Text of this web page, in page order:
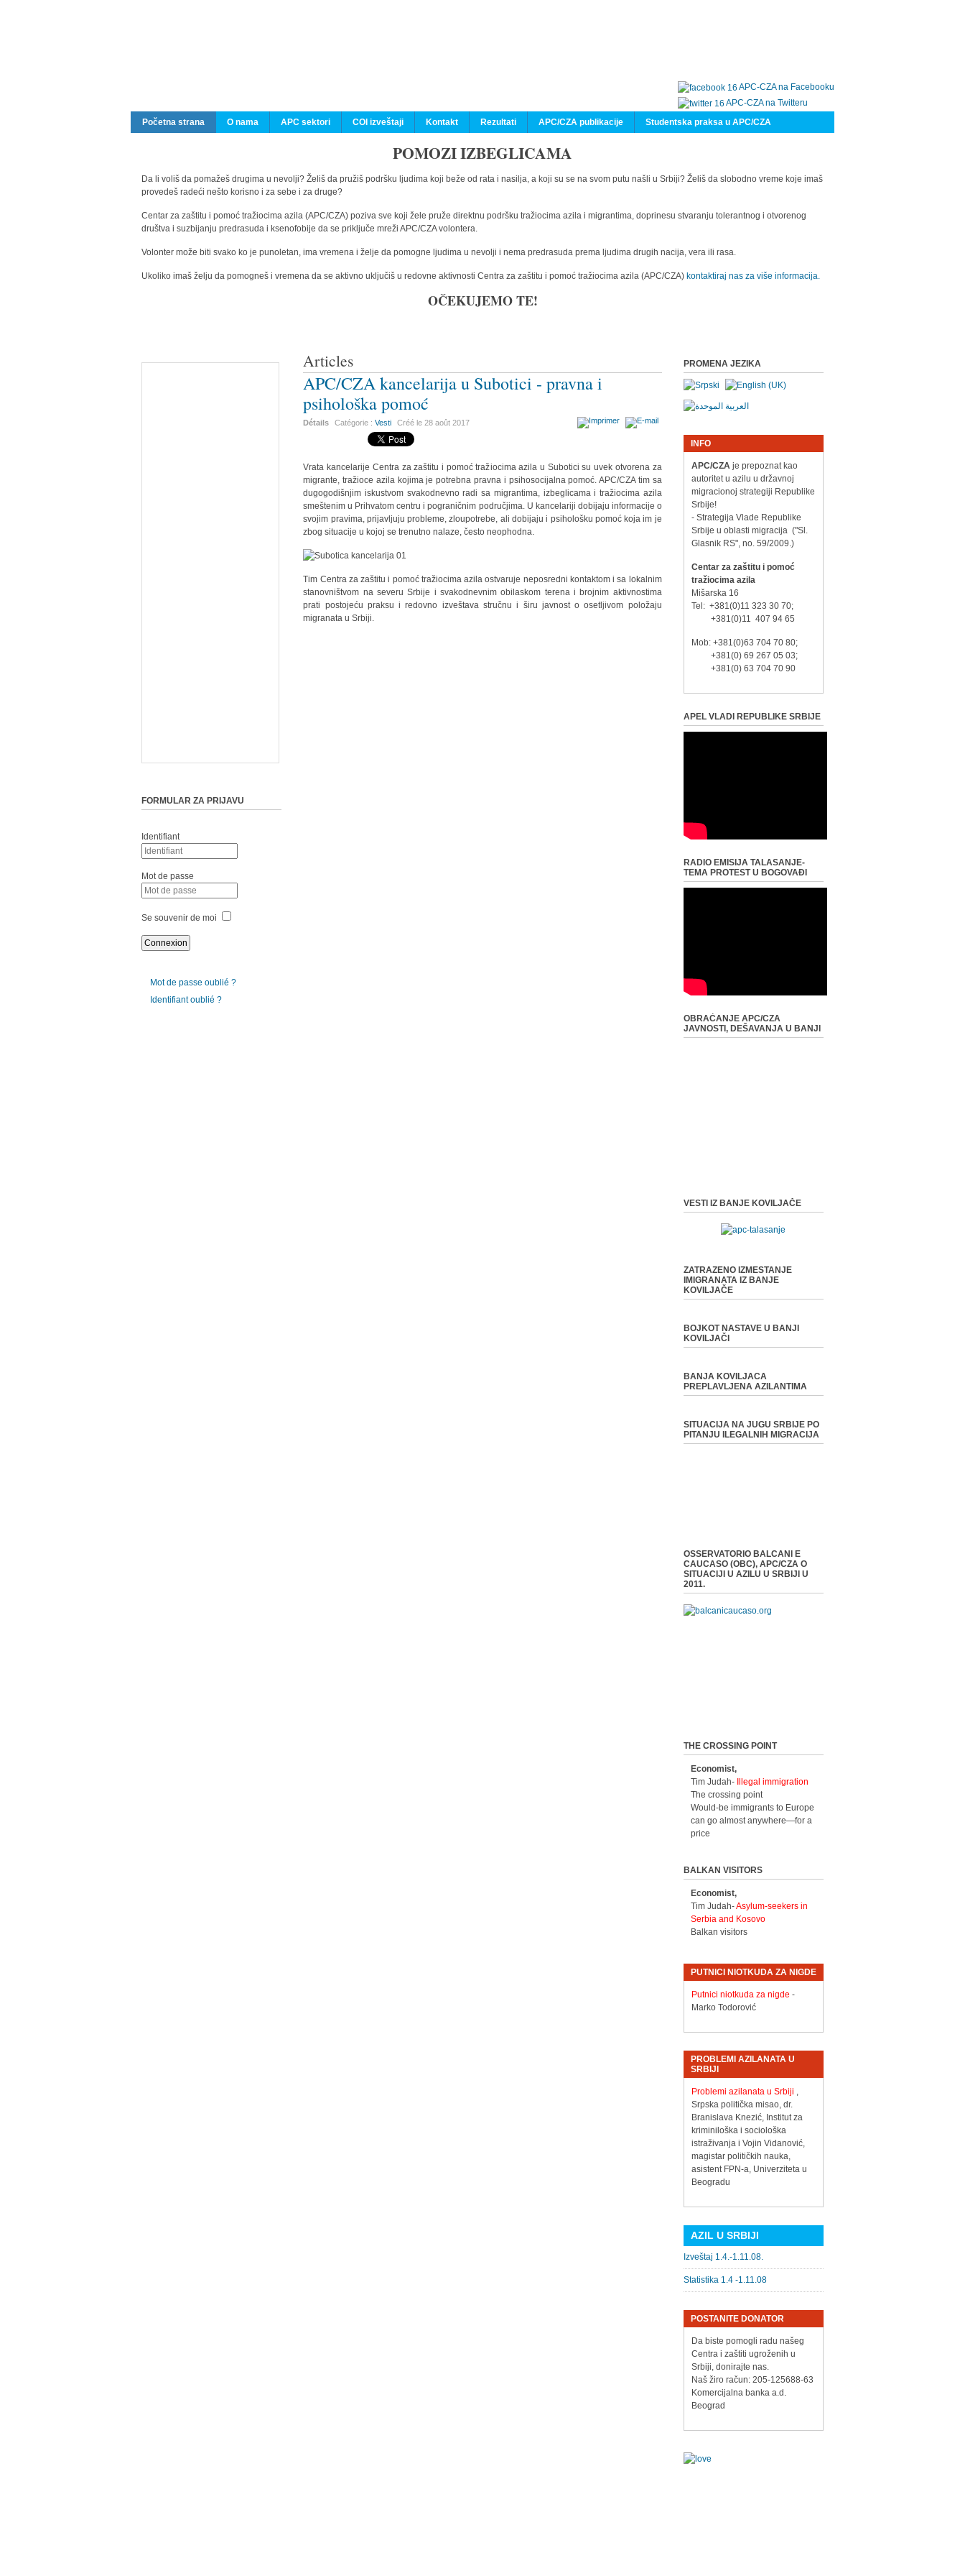
APC-CZA na Facebooku
APC-CZA na Twitteru
Početna strana
O nama APC sektori COI izveštaji Kontakt Rezultati APC/CZA publikacije Studentska praksa u APC/CZA
POMOZI IZBEGLICAMA
Da li voliš da pomažeš drugima u nevolji? Želiš da pružiš podršku ljudima koji beže od rata i nasilja, a koji su se na svom putu našli u Srbiji? Želiš da slobodno vreme koje imaš
provedeš radeći nešto korisno i za sebe i za druge?
Centar za zaštitu i pomoć tražiocima azila (APC/CZA) poziva sve koji žele pruže direktnu podršku tražiocima azila i migrantima, doprinesu stvaranju tolerantnog i otvorenog
društva i suzbijanju predrasuda i ksenofobije da se priključe mreži APC/CZA volontera.
Volonter može biti svako ko je punoletan, ima vremena i želje da pomogne ljudima u nevolji i nema predrasuda prema ljudima drugih nacija, vera ili rasa.
Ukoliko imaš želju da pomogneš i vremena da se aktivno uključiš u redovne aktivnosti Centra za zaštitu i pomoć tražiocima azila (APC/CZA) kontaktiraj nas za više informacija.
OČEKUJEMO TE!
Articles
APC/CZA kancelarija u Subotici - pravna i
psihološka pomoć
Détails Catégorie :Vesti Créé le28 août 2017
Vrata kancelarije Centra za zaštitu i pomoć tražiocima azila u Subotici su uvek otvorena za
migrante, tražioce azila kojima je potrebna pravna i psihosocijalna pomoć. APC/CZA tim sa
dugogodišnjim iskustvom svakodnevno radi sa migrantima, izbeglicama i tražiocima azila
smeštenim u Prihvatom centru i pograničnim područjima. U kancelariji dobijaju informacije o
svojim pravima, prijavljuju probleme, zloupotrebe, ali dobijaju i psihološku pomoć koja im je
zbog situacije u kojoj se trenutno nalaze, često neophodna.
Tim Centra za zaštitu i pomoć tražiocima azila ostvaruje neposredni kontaktom i sa lokalnim
stanovništvom na severu Srbije i svakodnevnim obilaskom terena i brojnim aktivnostima
prati postojeću praksu i redovno izveštava stručnu i širu javnost o osetljivom položaju
migranata u Srbiji.
FORMULAR ZA PRIJAVU
Identifiant
Mot de passe
Se souvenir de moi
Mot de passe oublié ?
Identifiant oublié ?
PROMENA JEZIKA
INFO
APC/CZAje prepoznat kao
autoritet u azilu u državnoj
migracionoj strategiji Republike
Srbije!
- Strategija Vlade Republike
Srbije u oblasti migracija ("Sl.
Glasnik RS", no. 59/2009.)
Centar za zaštitu i pomoć
tražiocima azila
Mišarska 16
Tel: +381(0)11 323 30 70;
+381(0)11 407 94 65
Mob: +381(0)63 704 70 80;
+381(0) 69 267 05 03;
+381(0) 63 704 70 90
APEL VLADI REPUBLIKE SRBIJE
RADIO EMISIJA TALASANJE-
TEMA PROTEST U BOGOVAĐI
OBRAĆANJE APC/CZA
JAVNOSTI, DEŠAVANJA U BANJI
VESTI IZ BANJE KOVILJAČE
ZATRAZENO IZMESTANJE
IMIGRANATA IZ BANJE
KOVILJAČE
BOJKOT NASTAVE U BANJI
KOVILJAČI
BANJA KOVILJACA
PREPLAVLJENA AZILANTIMA
SITUACIJA NA JUGU SRBIJE PO
PITANJU ILEGALNIH MIGRACIJA
OSSERVATORIO BALCANI E
CAUCASO (OBC), APC/CZA O
SITUACIJI U AZILU U SRBIJI U
2011.
THE CROSSING POINT
Economist,
Tim Judah-
Illegal immigration
The crossing point
Would-be immigrants to Europe
can go almost anywhere—for a
price
BALKAN VISITORS
Economist,
Tim Judah-Asylum-seekers in
Serbia and Kosovo
Balkan visitors
PUTNICI NIOTKUDA ZA NIGDE
Putnici niotkuda za nigde -
Marko Todorović
PROBLEMI AZILANATA U
SRBIJI
Problemi azilanata u Srbiji ,
Srpska politička misao, dr.
Branislava Knezić, Institut za
kriminiloška i sociološka
istraživanja i Vojin Vidanović,
magistar političkih nauka,
asistent FPN-a, Univerziteta u
Beogradu
AZIL U SRBIJI
Izveštaj 1.4.-1.11.08.
Statistika 1.4 -1.11.08
POSTANITE DONATOR
Da biste pomogli radu našeg
Centra i zaštiti ugroženih u
Srbiji, donirajte nas.
Naš žiro račun: 205-125688-63
Komercijalna banka a.d.
Beograd